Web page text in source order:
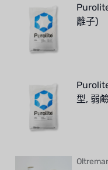
離子)
型, 弱